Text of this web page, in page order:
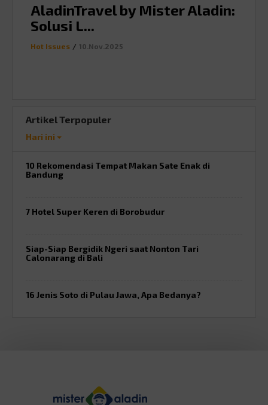
AladinTravel by Mister Aladin:
Solusi L...
Hot Issues / 10.Nov.2025
Artikel Terpopuler
Hari ini
10 Rekomendasi Tempat Makan Sate Enak di
Bandung
7 Hotel Super Keren di Borobudur
Siap-Siap Bergidik Ngeri saat Nonton Tari
Calonarang di Bali
16 Jenis Soto di Pulau Jawa, Apa Bedanya?